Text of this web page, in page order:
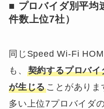
■ プロバイダ別平均
件数上位7社）
同じSpeed Wi-Fi
も、 契約するプロバ
が生じることがあり
多い上位7プロバイダ